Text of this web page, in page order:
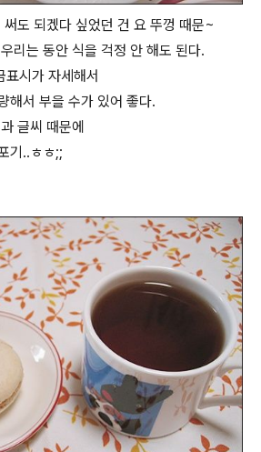
도 되겠다 싶었던 건 요 뚜껑 때문~
리는 동안 식을 걱정 안 해도 된다.
표시가 자세해서
해서 부을 수가 있어 좋다.
글씨 때문에
기..ㅎㅎ;;